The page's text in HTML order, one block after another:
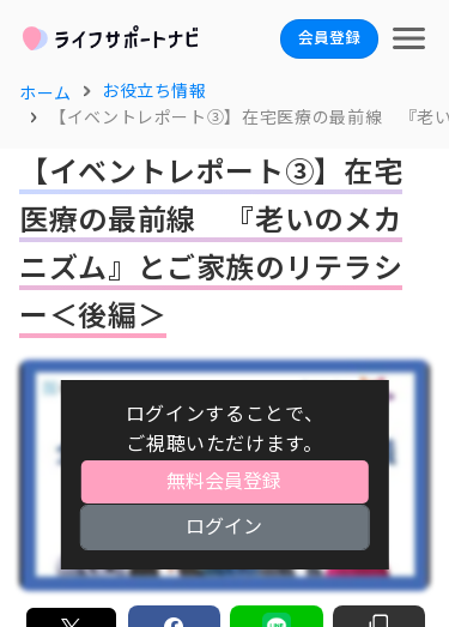
会員登録
ホーム
お役立ち情報
【イベントレポート③】在宅医療の最前線 『老
【イベントレポート③】在宅
医療の最前線 『老いのメカ
ニズム』とご家族のリテラシ
ー＜後編＞
ログインすることで、
ご視聴いただけます。
無料会員登録
ログイン